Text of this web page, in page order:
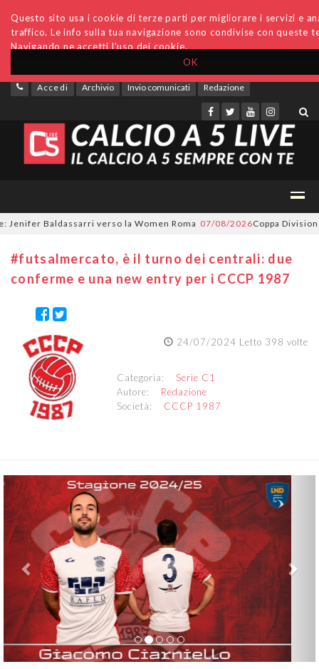
OK
Questo sito usa i cookie di terze parti per migliorare i servizi e
traffico. Le info sulla tua navigazione sono condivise con queste
Navigando ne accetti l'uso dei cookie.
Accedi Archivio Invio comunicati Redazione
Baldassarri verso la Women Roma 07/08/2026Coppa Divisione,
#futsalmercato, è il turno dei centrali: due
conferme e una new entry per i CCCP 1987
24/07/2024 Letto 398 volte
Categoria: Serie C1
Autore: Redazione
Società: CCCP 1987
Previous
Dopo i portieri in casa CCCP 1987 si passa a
presentare, direttamente via social, gli "ultimi"
della stagione 2024/25. Due le conferme,
quella di capitan Giacomo Ciarniello che
indosserà ancora la maglia numero 3 e
l'esperto Tommaso Rossi (il 7 sulle spalle). Il
nuovo arrivato è Leonardo Rossetti al quale
spetterà la divisa numero 6.